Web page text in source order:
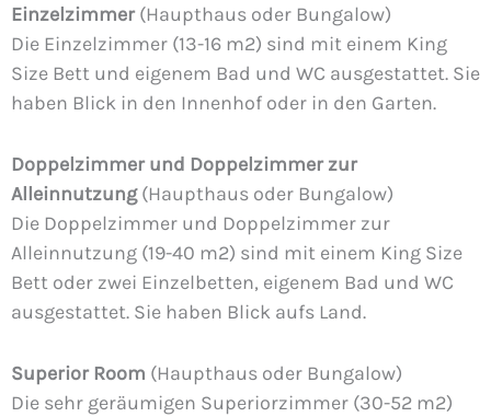
Einzelzimmer(Haupthaus oder Bungalow)
Die Einzelzimmer (13-16 m2) sind mit einem King
Size Bett und eigenem Bad und WC ausgestattet. Sie
haben Blick in den Innenhof oder in den Garten.
Doppelzimmer und Doppelzimmer zur
Alleinnutzung(Haupthaus oder Bungalow)
Die Doppelzimmer und Doppelzimmer zur
Alleinnutzung (19-40 m2) sind mit einem King Size
Bett oder zwei Einzelbetten, eigenem Bad und WC
ausgestattet. Sie haben Blick aufs Land.
Superior Room (Haupthaus oder Bungalow)
Die sehr geräumigen Superiorzimmer (30-52 m2)